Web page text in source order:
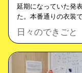
延期になっていた発
た。本番通りの衣装
日々のできごと